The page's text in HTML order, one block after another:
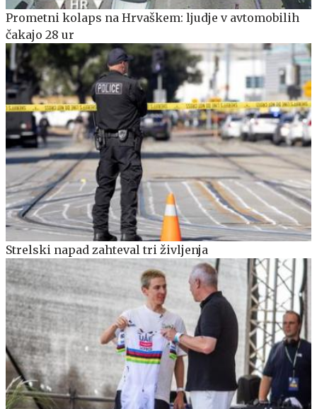
Prometni kolaps na Hrvaškem: ljudje v avtomobilih
čakajo 28 ur
Strelski napad zahteval tri življenja